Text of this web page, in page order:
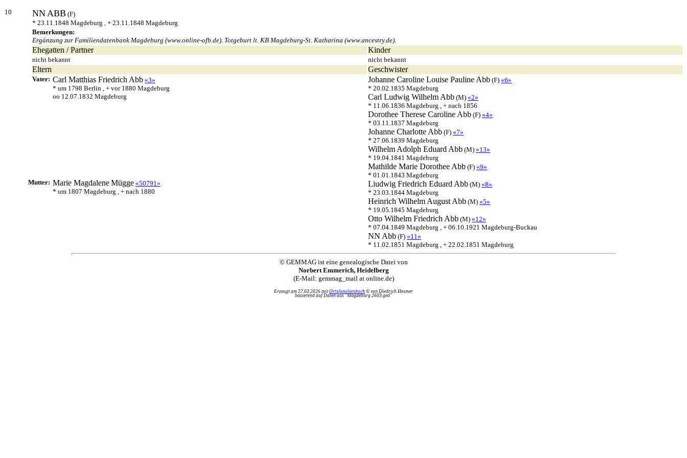
10 NNABB (F)
* 23.11.1848 Magdeburg , + 23.11.1848 Magdeburg
Bemerkungen:
Ergänzung zur Familiendatenbank Magdeburg (www.online-ofb.de). Totgeburt lt. KB Magdeburg-St. Katharina (www.ancestry.de).
Ehegatten / Partner Kinder
nicht bekannt nicht bekannt
Eltern Geschwister
Vater: Carl Matthias Friedrich Abb «3»
* um 1798 Berlin , + vor 1880 Magdeburg
oo 12.07.1832 Magdeburg
Johanne Caroline Louise Pauline Abb (F) «6»
* 20.02.1835 Magdeburg
Carl Ludwig Wilhelm Abb (M) «2»
* 11.06.1836 Magdeburg , + nach 1856
Dorothee Therese Caroline Abb (F) «4»
* 03.11.1837 Magdeburg
Johanne Charlotte Abb (F) «7»
* 27.06.1839 Magdeburg
Wilhelm Adolph Eduard Abb (M) «13»
* 19.04.1841 Magdeburg
Mathilde Marie Dorothee Abb (F) «9»
* 01.01.1843 Magdeburg
Liudwig Friedrich Eduard Abb (M) «8»
* 23.03.1844 Magdeburg
Heinrich Wilhelm August Abb (M) «5»
* 19.05.1845 Magdeburg
Otto Wilhelm Friedrich Abb (M) «12»
* 07.04.1849 Magdeburg , + 06.10.1921 Magdeburg-Buckau
NN Abb (F) «11»
* 11.02.1851 Magdeburg , + 22.02.1851 Magdeburg
Mutter: Marie MagdaleneMügge «50791»
* um 1807 Magdeburg , + nach 1880
© GEMMAG ist eine genealogische Datei von
Norbert Emmerich, Heidelberg
(E-Mail: gemmag_mail at online.de)
Erzeugt am 27.03.2026 mit Ortsfamilienbuch © von Diedrich Hesmer
basierend auf Daten aus "Magdeburg 2603.ged"